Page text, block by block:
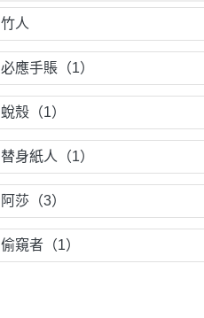
竹人
必應手賬（1）
蛻殼（1）
替身紙人（1）
阿莎（3）
偷窺者（1）